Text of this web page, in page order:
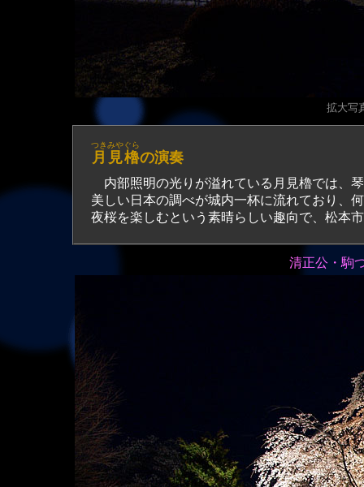
拡大写
月見櫓
つきみやぐら
の演奏
内部照明の光りが溢れている月見櫓では、
美しい日本の調べが城内一杯に流れており、
夜桜を楽しむという素晴らしい趣向で、松本
清正公・駒